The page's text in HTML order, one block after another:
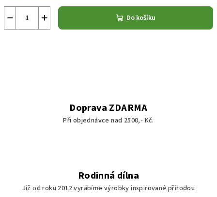
+
− Do košíku
Doprava ZDARMA
Při objednávce nad 2500,- Kč.
Rodinná dílna
Již od roku 2012 vyrábíme výrobky inspirované přírodou